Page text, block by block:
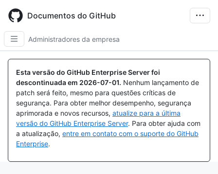
main
content
Documentos do GitHub
Administradores da empresa
Esta versão do GitHub Enterprise Server foi
descontinuada em 2026-07-01. Nenhum lançamento de
patch será feito, mesmo para questões críticas de
segurança. Para obter melhor desempenho, segurança
aprimorada e novos recursos, atualize para a última
versão do GitHub Enterprise Server. Para obter ajuda com
a atualização, entre em contato com o suporte do GitHub
Enterprise.